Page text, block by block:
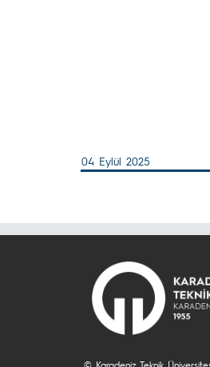
04 Eylül 2025